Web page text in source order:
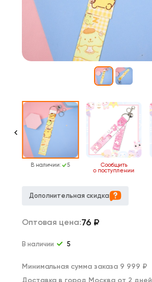
В наличии: 5
Сообщить
о поступлении
Дополнительная скидка
Оптовая цена:76 ₽
В наличии 5
Минимальная сумма заказа 9 999 ₽
Доставка в город Москва от 2 дней